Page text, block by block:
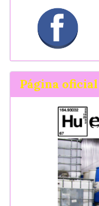
Página oficial